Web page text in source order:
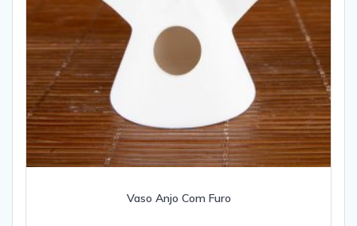
Vaso Anjo Com Furo